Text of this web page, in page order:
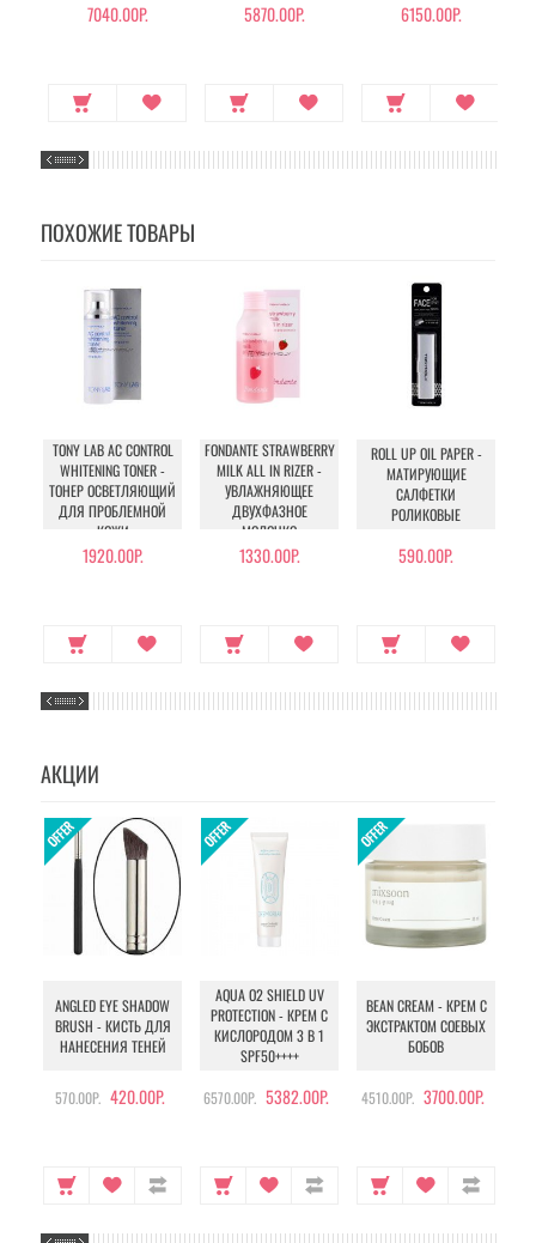
7040.00Р. 5870.00Р. 6150.00Р.
ПОХОЖИЕ ТОВАРЫ
TONY LAB AC CONTROL
WHITENING TONER -
ТОНЕР ОСВЕТЛЯЮЩИЙ
ДЛЯ ПРОБЛЕМНОЙ
КОЖИ
1920.00Р.
FONDANTE STRAWBERRY
MILK ALL IN RIZER -
УВЛАЖНЯЮЩЕЕ
ДВУХФАЗНОЕ
МОЛОЧКО
1330.00Р.
ROLL UP OIL PAPER -
МАТИРУЮЩИЕ
САЛФЕТКИ
РОЛИКОВЫЕ
590.00Р.
АКЦИИ
ANGLED EYE SHADOW
BRUSH - КИСТЬ ДЛЯ
НАНЕСЕНИЯ ТЕНЕЙ
570.00Р. 420.00Р.
AQUA O2 SHIELD UV
PROTECTION - КРЕМ С
КИСЛОРОДОМ 3 В 1
SPF50++++
6570.00Р. 5382.00Р.
BEAN CREAM - КРЕМ С
ЭКСТРАКТОМ СОЕВЫХ
БОБОВ
4510.00Р. 3700.00Р.